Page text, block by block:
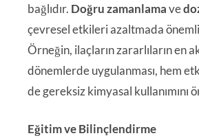
bağlıdır. Doğru zamanlamave
çevresel etkileri azaltmada
Örneğin, ilaçların zararlıların en
dönemlerde uygulanması, hem
de gereksiz kimyasal kullanımını
Eğitim ve Bilinçlendirme